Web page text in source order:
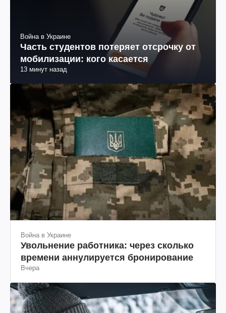
Война в Украине
Часть студентов потеряет отсрочку от
мобилизации: кого касается
13 минут назад
Война в Украине
Увольнение работника: через сколько
времени аннулируется бронирование
Вчера